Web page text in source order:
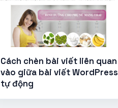
Cách chèn bài viết liên quan
vào giữa bài viết WordPress
tự động